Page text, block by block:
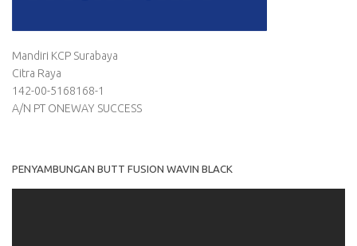
Mandiri KCP Surabaya
Citra Raya
142-00-5168168-1
A/N PT ONEWAY SUCCESS
PENYAMBUNGAN BUTT FUSION WAVIN BLACK